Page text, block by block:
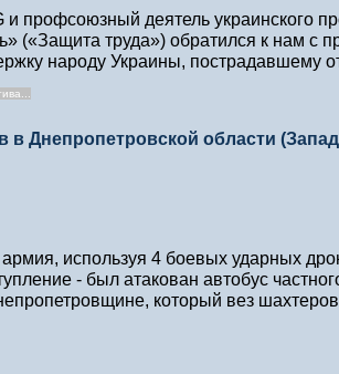
и профсоюзный деятель украинского
(«Защита труда») обратился к нам с
народу Украины, пострадавшему
Днепропетровской области
используя 4 боевых ударных
- был атакован автобус
который вез